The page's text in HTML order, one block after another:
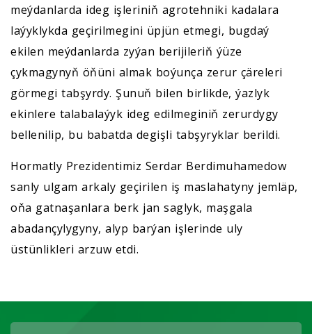
meýdanlarda ideg işleriniň agrotehniki kadalara
laýyklykda geçirilmegini üpjün etmegi, bugdaý
ekilen meýdanlarda zyýan berijileriň ýüze
çykmagynyň öňüni almak boýunça zerur çäreleri
görmegi tabşyrdy. Şunuň bilen birlikde, ýazlyk
ekinlere talabalaýyk ideg edilmeginiň zerurdygy
bellenilip, bu babatda degişli tabşyryklar berildi.
Hormatly Prezidentimiz Serdar Berdimuhamedow
sanly ulgam arkaly geçirilen iş maslahatyny jemläp,
oňa gatnaşanlara berk jan saglyk, maşgala
abadançylygyny, alyp barýan işlerinde uly
üstünlikleri arzuw etdi.